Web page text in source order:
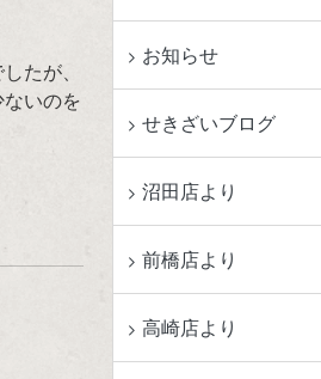
たが、
いのを
お知らせ
せきざいブログ
沼田店より
前橋店より
高崎店より